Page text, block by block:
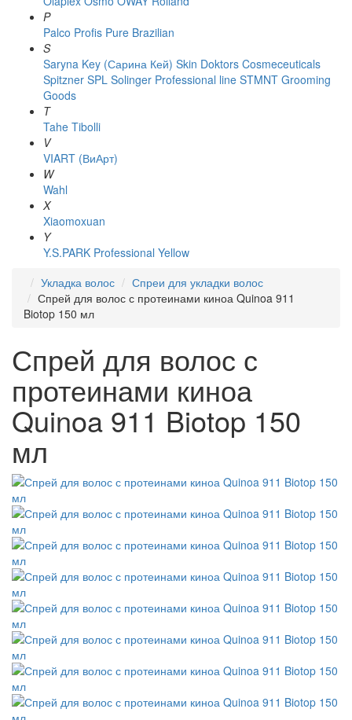
P
Palco Profis Pure Brazilian
S
Saryna Key (Сарина Кей) Skin Doktors Cosmeceuticals
Spitzner SPL Solinger Professional line STMNT Grooming
Goods
T
Tahe Tibolli
V
VIART (ВиАрт)
W
Wahl
X
Xiaomoxuan
Y
Y.S.PARK Professional Yellow
Укладка волос
Спреи для укладки волос
Спрей для волос с протеинами киноа Quinoa 911
Biotop 150 мл
Спрей для волос с
протеинами киноа
Quinoa 911 Biotop 150
мл